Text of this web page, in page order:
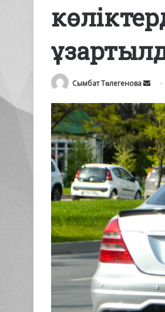
Сымбат Төлегенова
Send